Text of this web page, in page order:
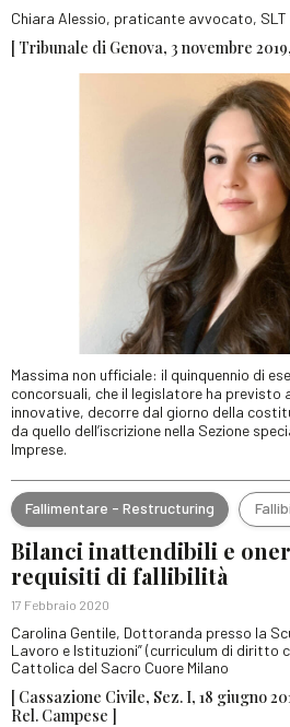
Chiara Alessio, praticante avvocato,
[ Tribunale di Genova, 3 novembre
Massima non ufficiale: il quinquennio di
concorsuali, che il legislatore ha
innovative, decorre dal giorno della
da quello dell’iscrizione nella Sezione
Imprese.
Fallimentare - Restructuring
Bilanci inattendibili e
requisiti di fallibilità
17 Febbraio 2020
Carolina Gentile, Dottoranda presso la
Lavoro e Istituzioni” (curriculum di diritto
Cattolica del Sacro Cuore Milano
[ Cassazione Civile, Sez. I, 18 giugno
Rel. Campese ]